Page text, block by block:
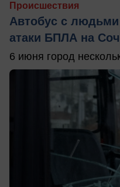
Происшествия
Автобус с
атаки БПЛА на
6 июня город